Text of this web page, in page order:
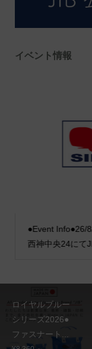
イベント情報
●Event Info●26/
西神中央24にて
ロイヤルブルー
シリーズ2026●
ファスナート...